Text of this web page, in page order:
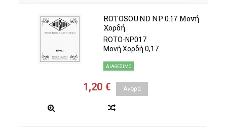
ROTOSOUND NP 0.17 Μονή
Χορδή
ROTO-NP017
Μονή Χορδή 0,17
ΔΙΑΘΈΣΙΜΟ
1,20 € Αγορά